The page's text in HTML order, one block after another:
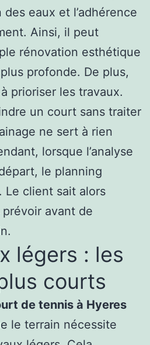
des eaux et l’adhérence
Ainsi, il peut
rénovation esthétique
profonde. De plus,
prioriser les travaux.
un court sans traiter
ne sert à rien
lorsque l’analyse
le planning
Le client sait alors
avant de
légers : les
courts
de tennis à Hyeres
le terrain nécessite